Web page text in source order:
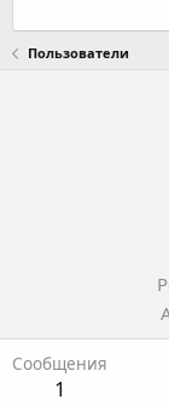
Пользователи
Сообщения
1